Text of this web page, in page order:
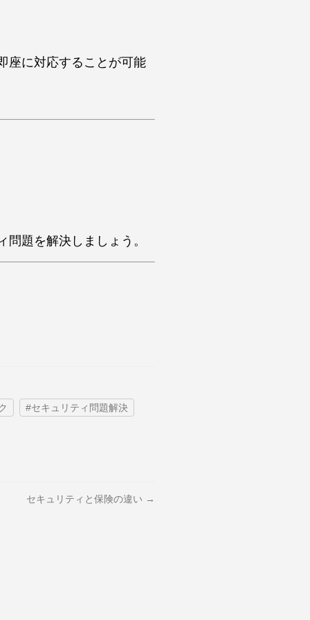
座に対応することが可能
題を解決しましょう。
#セキュリティ問題解決
セキュリティと保険の違い →